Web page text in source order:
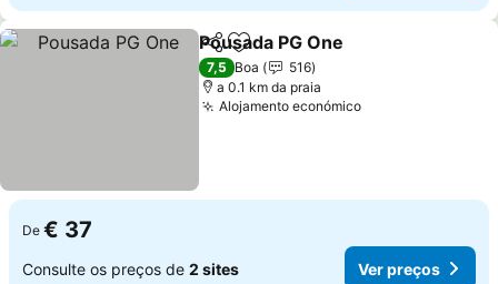
PartilharAdicionar aos favoritos
Pousada PG One
7,5 Boa
516
a 0.1 km da praia
Alojamento económico
De € 37
Consulte os preços de 2 sites Ver preços